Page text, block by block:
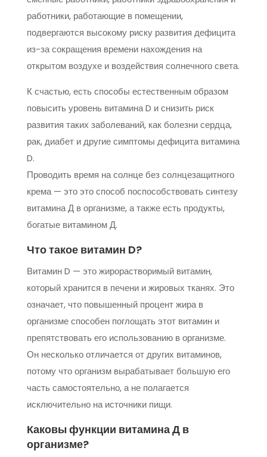
работники, работающие в помещении,
подвергаются высокому риску развития дефицита
из-за сокращения времени нахождения на
открытом воздухе и воздействия солнечного света.
К счастью, есть способы естественным образом
повысить уровень витамина D и снизить риск
развития таких заболеваний, как болезни сердца,
рак, диабет и другие симптомы дефицита витамина
D.
Проводить время на солнце без солнцезащитного
крема — это это способ поспособствовать синтезу
витамина Д в организме, а также есть продукты,
богатые витамином Д.
Что такое витамин D?
Витамин D — это жирорастворимый витамин,
который хранится в печени и жировых тканях. Это
означает, что повышенный процент жира в
организме способен поглощать этот витамин и
препятствовать его использованию в организме.
Он несколько отличается от других витаминов,
потому что организм вырабатывает большую его
часть самостоятельно, а не полагается
исключительно на источники пищи.
Каковы функции витамина Д в
организме?